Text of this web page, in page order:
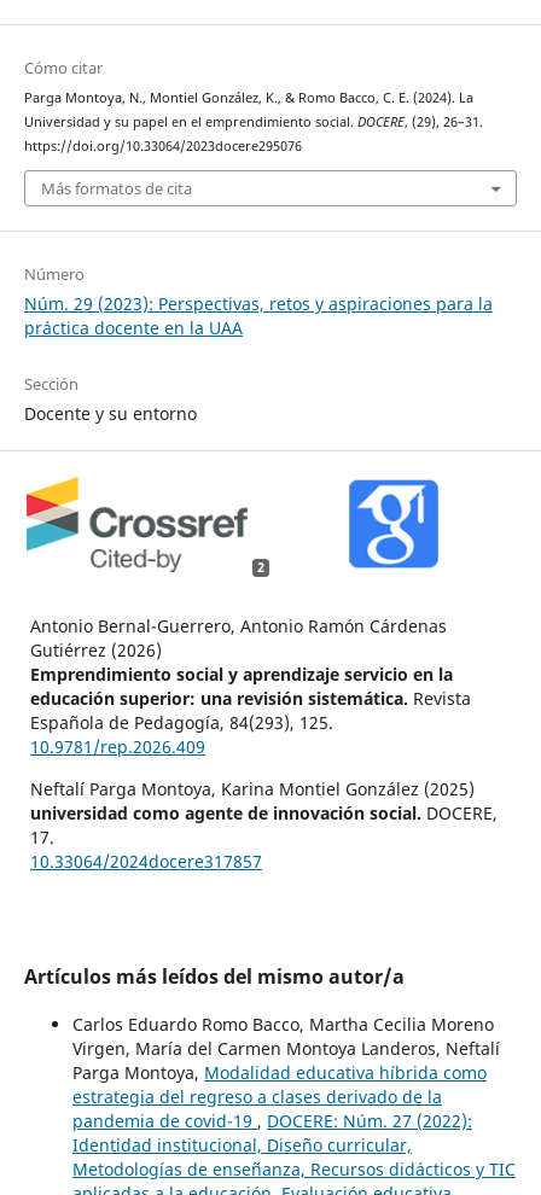
Cómo citar
Parga Montoya, N., Montiel González, K., & Romo Bacco, C. E. (2024). La
Universidad y su papel en el emprendimiento social. DOCERE, (29), 26–31.
https://doi.org/10.33064/2023docere295076
Más formatos de cita
Número
Núm. 29 (2023): Perspectivas, retos y aspiraciones para la
práctica docente en la UAA
Sección
Docente y su entorno
2
Antonio Bernal-Guerrero, Antonio Ramón Cárdenas
Gutiérrez (2026)
Emprendimiento social y aprendizaje servicio en la
educación superior: una revisión sistemática. Revista
Española de Pedagogía, 84(293), 125.
10.9781/rep.2026.409
Neftalí Parga Montoya, Karina Montiel González (2025)
universidad como agente de innovación social. DOCERE,
17.
10.33064/2024docere317857
Artículos más leídos del mismo autor/a
Carlos Eduardo Romo Bacco, Martha Cecilia Moreno
Virgen, María del Carmen Montoya Landeros, Neftalí
Parga Montoya, Modalidad educativa híbrida como
estrategia del regreso a clases derivado de la
pandemia de covid-19 , DOCERE: Núm. 27 (2022):
Identidad institucional, Diseño curricular,
Metodologías de enseñanza, Recursos didácticos y TIC